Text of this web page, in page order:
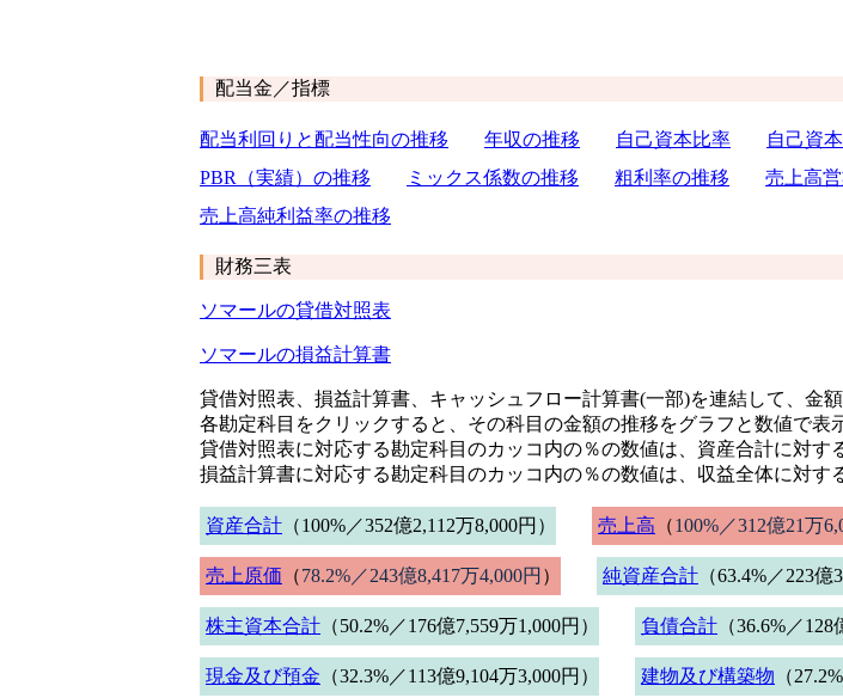
配当金／指標
配当利回りと配当性向の推移 年収の推移 自己資本比率 自己資
PBR（実績）の推移
ミックス係数の推移 粗利率の推移 売上高
売上高純利益率の推移
財務三表
ソマールの貸借対照表
ソマールの損益計算書
貸借対照表、損益計算書、キャッシュフロー計算書(一部)を連結して、金
各勘定科目をクリックすると、その科目の金額の推移をグラフと数値で表
貸借対照表に対応する勘定科目のカッコ内の％の数値は、資産合計に対す
損益計算書に対応する勘定科目のカッコ内の％の数値は、収益全体に対す
資産合計 （100%／352億2,112万8,000円） 売上高 （100%／312億21万
売上原価 （78.2%／243億8,417万4,000円 ） 純資産合計 （63.4%／223億
株主資本合計 （50.2%／176億7,559万1,000円） 負債合計 （36.6%／128
現金及び預金 （32.3%／113億9,104万3,000円） 建物及び構築物 （